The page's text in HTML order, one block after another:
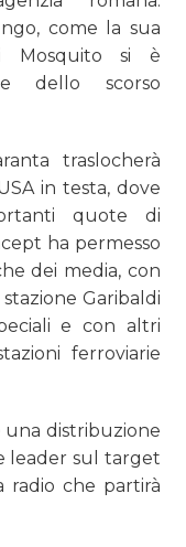
come la sua
Mosquito si è
dello scorso
traslocherà
in testa, dove
quote di
ha permesso
dei media, con
Garibaldi
e con altri
ferroviarie
una distribuzione
leader sul target
radio che partirà